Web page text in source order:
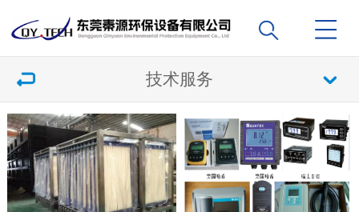
技术服务